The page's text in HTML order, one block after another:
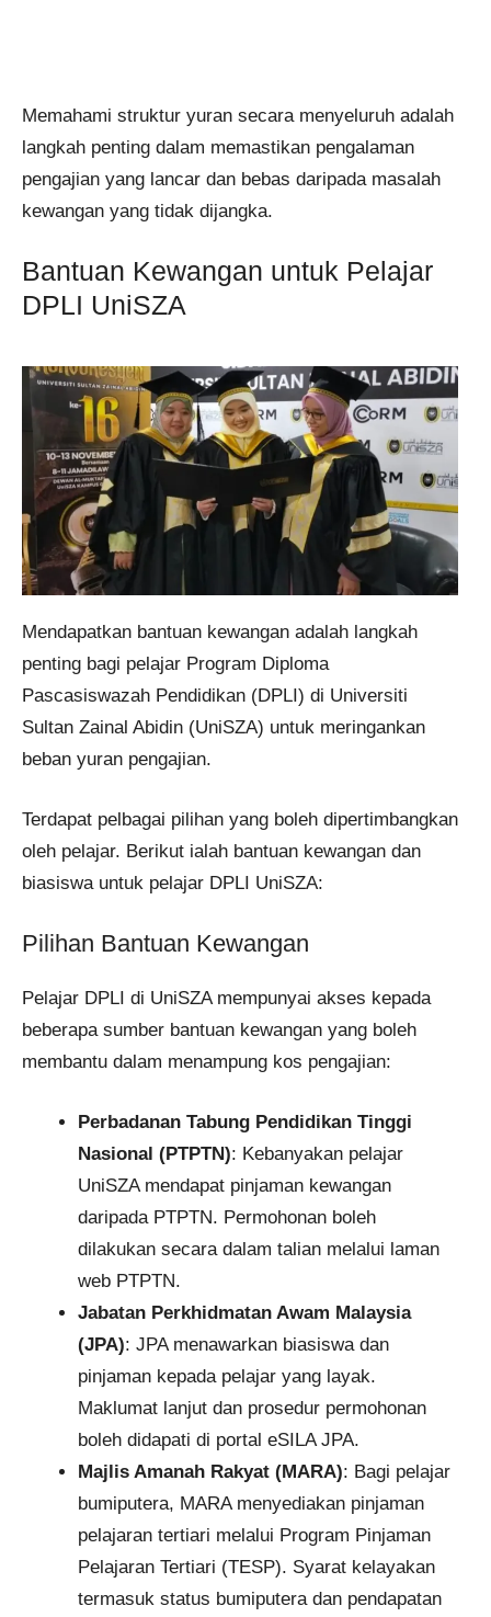
Memahami struktur yuran secara menyeluruh adalah
langkah penting dalam memastikan pengalaman
pengajian yang lancar dan bebas daripada masalah
kewangan yang tidak dijangka.
Bantuan Kewangan untuk Pelajar
DPLI UniSZA
Mendapatkan bantuan kewangan adalah langkah
penting bagi pelajar Program Diploma
Pascasiswazah Pendidikan (DPLI) di Universiti
Sultan Zainal Abidin (UniSZA) untuk meringankan
beban yuran pengajian.
Terdapat pelbagai pilihan yang boleh dipertimbangkan
oleh pelajar. Berikut ialah bantuan kewangan dan
biasiswa untuk pelajar DPLI UniSZA:
Pilihan Bantuan Kewangan
Pelajar DPLI di UniSZA mempunyai akses kepada
beberapa sumber bantuan kewangan yang boleh
membantu dalam menampung kos pengajian:
Perbadanan Tabung Pendidikan Tinggi
Nasional (PTPTN): Kebanyakan pelajar
UniSZA mendapat pinjaman kewangan
daripada PTPTN. Permohonan boleh
dilakukan secara dalam talian melalui laman
web PTPTN.
Jabatan Perkhidmatan Awam Malaysia
(JPA): JPA menawarkan biasiswa dan
pinjaman kepada pelajar yang layak.
Maklumat lanjut dan prosedur permohonan
boleh didapati di portal eSILA JPA.
Majlis Amanah Rakyat (MARA): Bagi pelajar
bumiputera, MARA menyediakan pinjaman
pelajaran tertiari melalui Program Pinjaman
Pelajaran Tertiari (TESP). Syarat kelayakan
termasuk status bumiputera dan pendapatan